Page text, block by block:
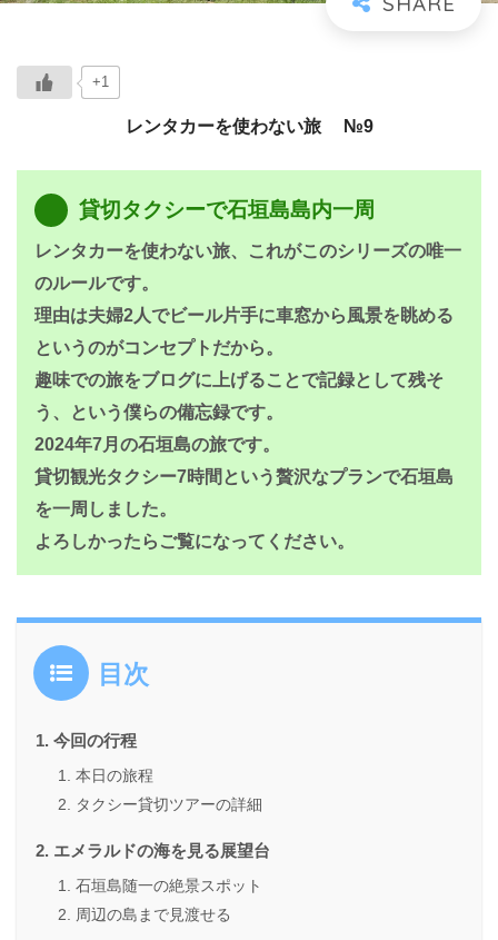
+1
レンタカーを使わない旅 №9
貸切タクシーで石垣島島内一周
レンタカーを使わない旅、これがこのシリーズの唯一
のルールです。
理由は夫婦2人でビール片手に車窓から風景を眺める
というのがコンセプトだから。
趣味での旅をブログに上げることで記録として残そ
う、という僕らの備忘録です。
2024年7月の石垣島の旅です。
貸切観光タクシー7時間という贅沢なプランで石垣島
を一周しました。
よろしかったらご覧になってください。
目次
今回の行程
本日の旅程
タクシー貸切ツアーの詳細
エメラルドの海を見る展望台
石垣島随一の絶景スポット
周辺の島まで見渡せる